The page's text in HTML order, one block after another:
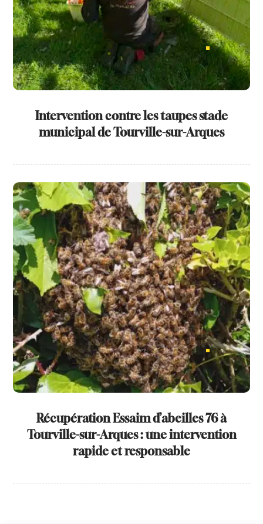
Intervention contre les taupes stade
municipal de Tourville-sur-Arques
Récupération Essaim d’abeilles 76 à
Tourville-sur-Arques : une intervention
rapide et responsable